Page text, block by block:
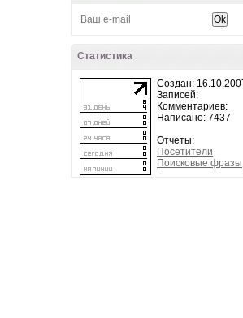
Статистика
Создан:
Записей:
Комментариев:
Написано: 7437
Отчеты:
Посетители
Поисковые фразы